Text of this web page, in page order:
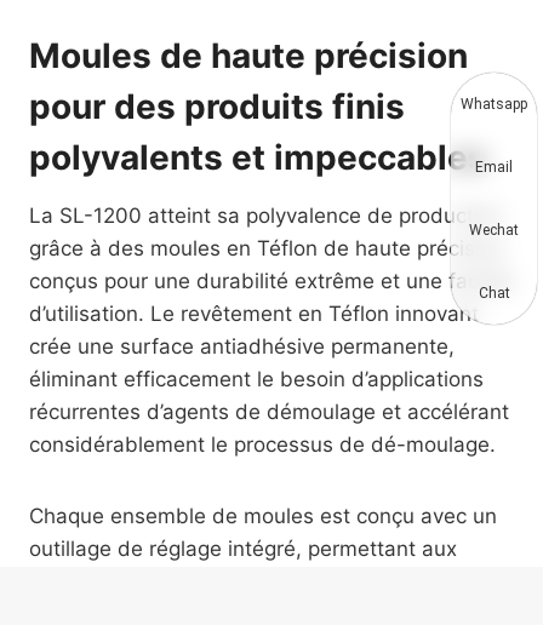
Moules de haute précision
pour des produits finis
polyvalents et impeccables
La SL-1200 atteint sa polyvalence de production
grâce à des moules en Téflon de haute précision
conçus pour une durabilité extrême et une facilité
d’utilisation. Le revêtement en Téflon innovant
crée une surface antiadhésive permanente,
éliminant efficacement le besoin d’applications
récurrentes d’agents de démoulage et accélérant
considérablement le processus de dé-moulage.
Chaque ensemble de moules est conçu avec un
outillage de réglage intégré, permettant aux
Whatsapp
Email
Wechat
Chat